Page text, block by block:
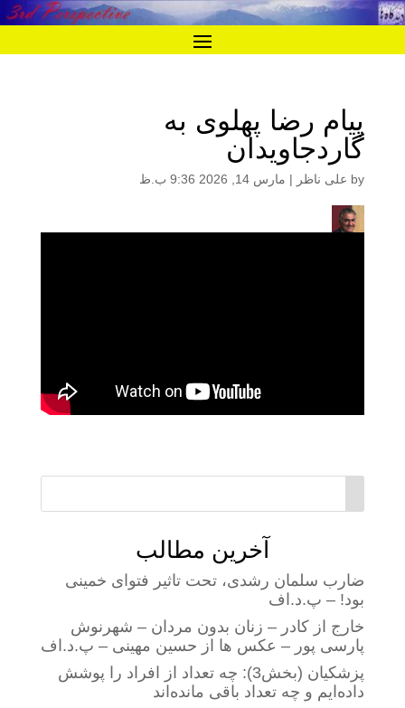
پیام رضا پهلوی به
گاردجاویدان
by علی ناظر | مارس 14, 2026 9:36 ب.ظ
آخرین مطالب
ضارب سلمان رشدی، تحت تاثیر فتوای خمینی
بود! – پ.د.اف
خارج از کادر – زنان بدون مردان – شهرنوش
پارسی پور – عکس ها از حسین مهینی – پ.د.اف
پزشکیان (بخش3): چه تعداد از افراد را پوشش
داده‌ایم و چه تعداد باقی مانده‌اند